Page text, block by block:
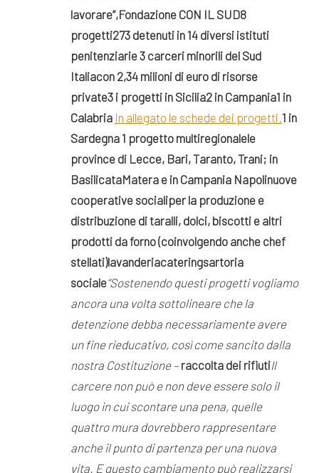
lavorare”,Fondazione CON IL SUD8
progetti273 detenutiin 14 diversi istituti
penitenziarie 3 carceri minorili del Sud
Italiacon 2,34 milioni di euro di risorse
private3 i progetti in Sicilia2 in Campania1 in
Calabria In allegato le schede dei progetti. 1 in
Sardegna 1 progetto multiregionalele
province di Lecce, Bari, Taranto, Trani; in
BasilicataMatera e in Campania Napolinuove
cooperative socialiper la produzione e
distribuzione di taralli, dolci, biscotti e altri
prodotti da forno (coinvolgendo anche chef
stellati)lavanderiacateringsartoria
sociale“Sostenendo questi progetti vogliamo
ancora una volta sottolineare che la
detenzione debba necessariamente avere
un fine rieducativo, così come sancito dalla
nostra Costituzione – raccolta dei rifiutiIl
carcere non può e non deve essere solo il
luogo in cui scontare una pena, quelle
quattro mura dovrebbero rappresentare
anche il punto di partenza per una nuova
vita. E questo cambiamento può realizzarsi